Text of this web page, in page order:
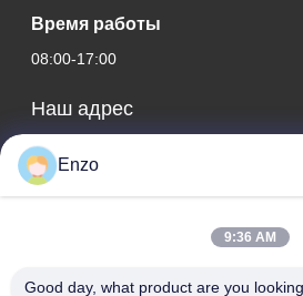
Время работы
08:00-17:00
Наш адрес
Адрес компании
No 599, Zhangbei Road, Huantai
No 553, улица Чжанбэй, округ
Enzo
9:36 AM
Good day, what product are you